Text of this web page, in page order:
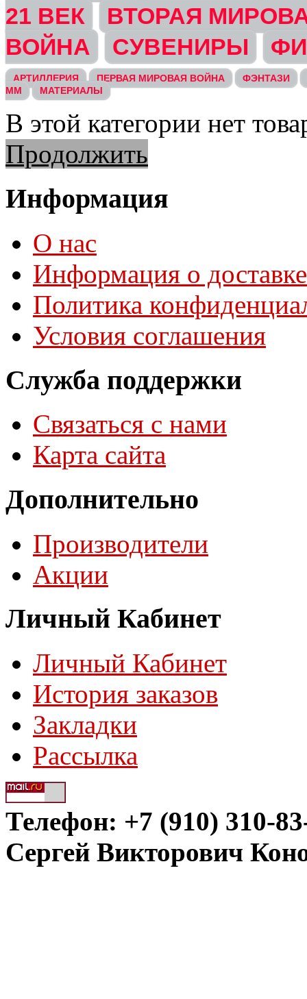
21 ВЕК
ВТОРАЯ
ВОЙНА
СУВЕНИРЫ
АРТИЛЛЕРИЯ ПЕРВАЯ МИРОВАЯ ВОЙНА
ФЭНТАЗИ
ММ
МАТЕРИАЛЫ
В этой категории нет
Продолжить
Информация
О нас
Информация о доставке
Политика
Условия соглашения
Служба поддержки
Связаться с нами
Карта сайта
Дополнительно
Производители
Акции
Личный Кабинет
Личный Кабинет
История заказов
Закладки
Рассылка
Телефон: +7 (910) 310-
Сергей Викторович